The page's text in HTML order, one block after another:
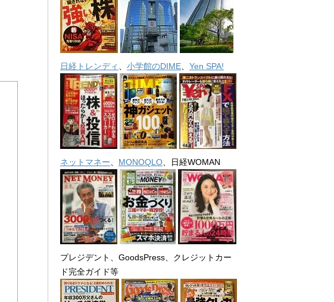
日経トレンディ 小学館のDIME Yen SPA!
ネットマネー MONOQLO 、日経WOMAN
プレジデント、GoodsPress、クレジットカー
ド完全ガイド等